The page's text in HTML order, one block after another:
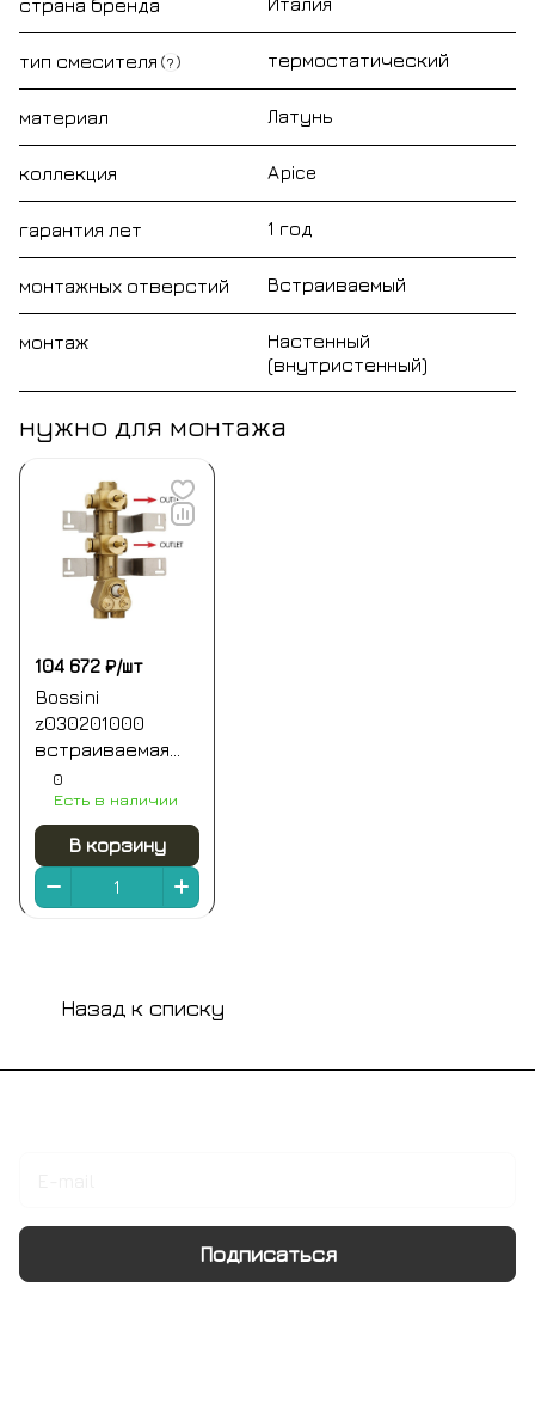
страна бренда
тип смесителя ? термостатический
материал Латунь
коллекция Apice
гарантия лет 1 год
монтажных отверстий Встраиваемый
монтаж
Настенный
(внутристенный)
нужно для монтажа
104 672 ₽/шт
Bossini
z030201000
встраиваемая
часть
термостата для
душа и ванны на 2
выхода
0
Есть в наличии
В корзину
Назад к списку
Подписаться